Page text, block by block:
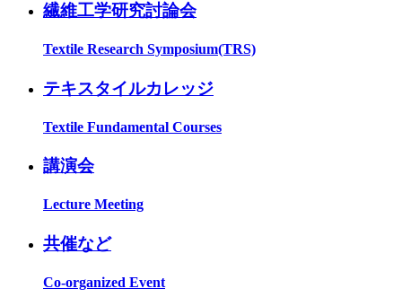
繊維工学研究討論会
Textile Research Symposium(TRS)
テキスタイルカレッジ
Textile Fundamental Courses
講演会
Lecture Meeting
共催など
Co-organized Event